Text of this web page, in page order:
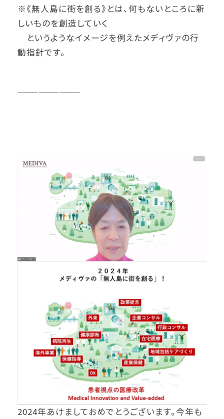
※《無人島に街を創る》とは、何もないところに新
しいものを創造していく
というようなイメージを例えたメディヴァの行
動指針です。
—————————
2024年あけましておめでとうございます。今年も